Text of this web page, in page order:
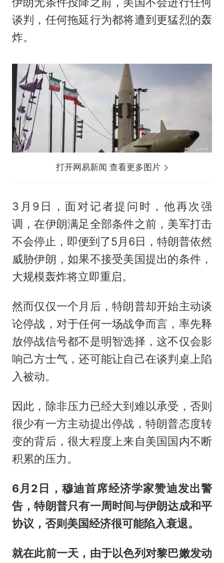
谈判，任何拖延行为都将遭到更猛烈的轰
炸。
打开网易新闻 查看更多图片
3月9日，面对记者提问时，他再次强
调，在伊朗满足全部条件之前，美军打击
不会停止，即便到了5月6日，特朗普依然
威胁伊朗，如果不接受美国提出的条件，
大规模轰炸将立即重启。
然而仅仅一个月后，特朗普却开始主动谈
论停战，对于任何一场战争而言，率先释
放停战信号都不是明智选择，这不仅会影
响己方士气，还可能让自己在谈判桌上陷
入被动。
因此，除非压力已经大到难以承受，否则
很少有一方主动提出停战，特朗普态度转
变的背后，很大程度上来自美国国内不断
积累的压力。
6月2日，穆迪首席经济学家赞迪发出警
告，特朗普只有一周时间与伊朗达成和平
协议，否则美国经济很可能陷入衰退。
就在此前一天，由于以色列对黎巴嫩发动